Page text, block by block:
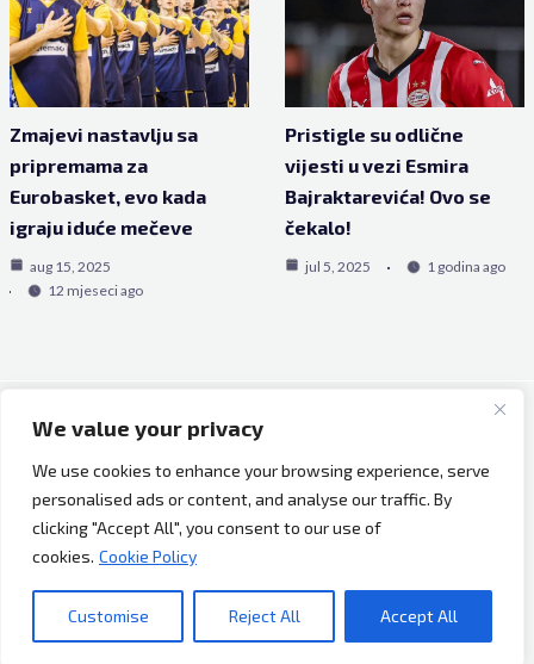
We value your privacy
We use cookies to enhance your browsing experience, serve
personalised ads or content, and analyse our traffic. By
clicking "Accept All", you consent to our use of
cookies. Cookie Policy
Customise Reject All Accept All
Zmajevi nastavlju sa
pripremama za
Eurobasket, evo kada
igraju iduće mečeve
aug 15, 2025
12 mjeseci ago
Pristigle su odlične
vijesti u vezi Esmira
Bajraktarevića! Ovo se
čekalo!
jul 5, 2025 1 godina ago
Copyright © 2026 Bh Dijaspora.
O nama
Marketing
Uslovi korištenja